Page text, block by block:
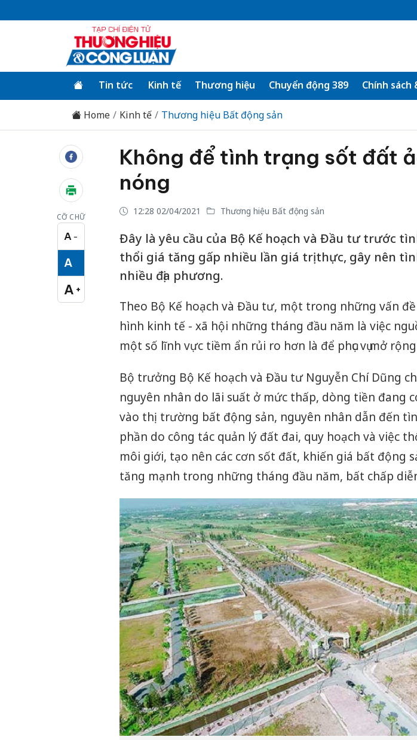
Tin tức Kinh tế Thương hiệu Chuyển động 389 Chính sách
Home Kinh tế Thương hiệu Bất động sản
CỠ CHỮ
A −
Cỡ chữ nhỏ
A
Cỡ chữ vừa
A +
Cỡ chữ lớn
Không để tình trạng sốt đất
nóng
12:28 02/04/2021 Thương hiệu Bất động sản
Đây là yêu cầu của Bộ Kế hoạch và Đầu tư trước
thổi giá tăng gấp nhiều lần giá trị thực, gây nên
nhiều địa phương.
Theo Bộ Kế hoạch và Đầu tư, một trong những vấn
hình kinh tế - xã hội những tháng đầu năm là việc
một số lĩnh vực tiềm ẩn rủi ro hơn là để phục vụ mở
Bộ trưởng Bộ Kế hoạch và Đầu tư Nguyễn Chí Dũng
nguyên nhân do lãi suất ở mức thấp, dòng tiền đang
vào thị trường bất động sản, nguyên nhân dẫn đến
phần do công tác quản lý đất đai, quy hoạch và việc
môi giới, tạo nên các cơn sốt đất, khiến giá bất động
tăng mạnh trong những tháng đầu năm, bất chấp